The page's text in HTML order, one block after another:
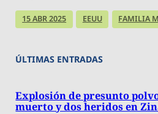
15 ABR 2025 EEUU FAMILIA
ÚLTIMAS ENTRADAS
Explosión de presunto
muerto y dos heridos en